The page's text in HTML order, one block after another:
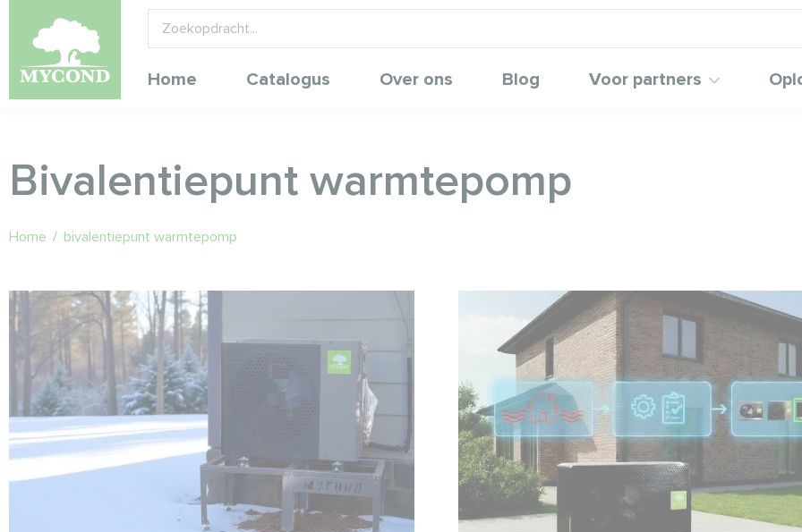
Home Catalogus Over ons Blog Voor partners
Bivalentiepunt warmtepomp
Home / bivalentiepunt warmtepomp